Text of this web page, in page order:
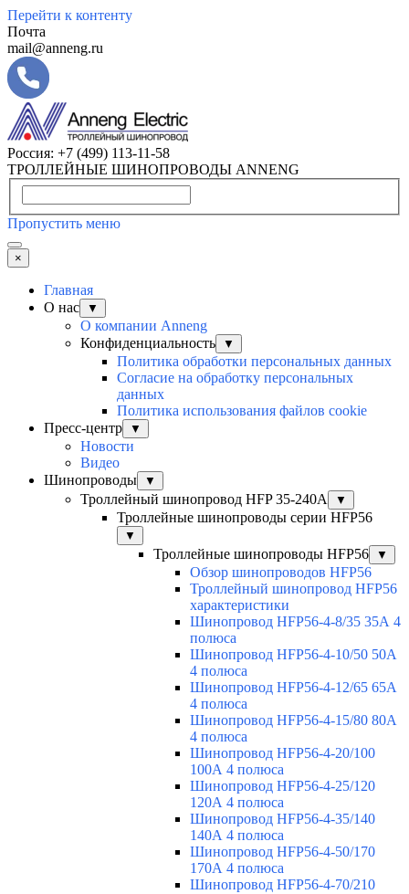
Перейти к контенту
Почта
mail@anneng.ru
Россия: +7 (499) 113-11-58
ТРОЛЛЕЙНЫЕ ШИНОПРОВОДЫ ANNENG
Пропустить меню
×
Главная
О нас
▼
О компании Anneng
Конфиденциальность
▼
Политика обработки персональных данных
Согласие на обработку персональных
данных
Политика использования файлов cookie
Пресс-центр
▼
Новости
Видео
Шинопроводы
▼
Троллейный шинопровод HFP 35-240А ▼
Троллейные шинопроводы серии HFP56
▼
Троллейные шинопроводы HFP56 ▼
Обзор шинопроводов HFP56
Троллейный шинопровод HFP56
характеристики
Шинопровод HFP56-4-8/35 35А 4
полюса
Шинопровод HFP56-4-10/50 50А
4 полюса
Шинопровод HFP56-4-12/65 65А
4 полюса
Шинопровод HFP56-4-15/80 80А
4 полюса
Шинопровод HFP56-4-20/100
100А 4 полюса
Шинопровод HFP56-4-25/120
120А 4 полюса
Шинопровод HFP56-4-35/140
140А 4 полюса
Шинопровод HFP56-4-50/170
170А 4 полюса
Шинопровод HFP56-4-70/210